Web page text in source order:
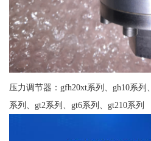
压力调节器：gfh20xt系列、gh10系列
系列、gt2系列、gt6系列、gt210系列